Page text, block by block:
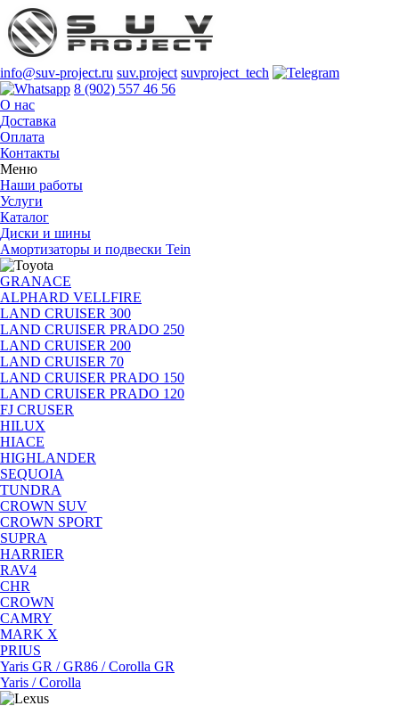
info@suv-project.ru suv.project suvproject_tech
8 (902) 557 46 56
О нас
Доставка
Оплата
Контакты
Меню
Наши работы
Услуги
Каталог
Диски и шины
Амортизаторы и подвески Tein
GRANACE
ALPHARD VELLFIRE
LAND CRUISER 300
LAND CRUISER PRADO 250
LAND CRUISER 200
LAND CRUISER 70
LAND CRUISER PRADO 150
LAND CRUISER PRADO 120
FJ CRUSER
HILUX
HIACE
HIGHLANDER
SEQUOIA
TUNDRA
CROWN SUV
CROWN SPORT
SUPRA
HARRIER
RAV4
CHR
CROWN
CAMRY
MARK X
PRIUS
Yaris GR / GR86 / Corolla GR
Yaris / Corolla